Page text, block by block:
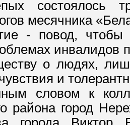
состоялось
месячника
- повод, чтобы
инвалидов
о людях,
и
словом к
района город